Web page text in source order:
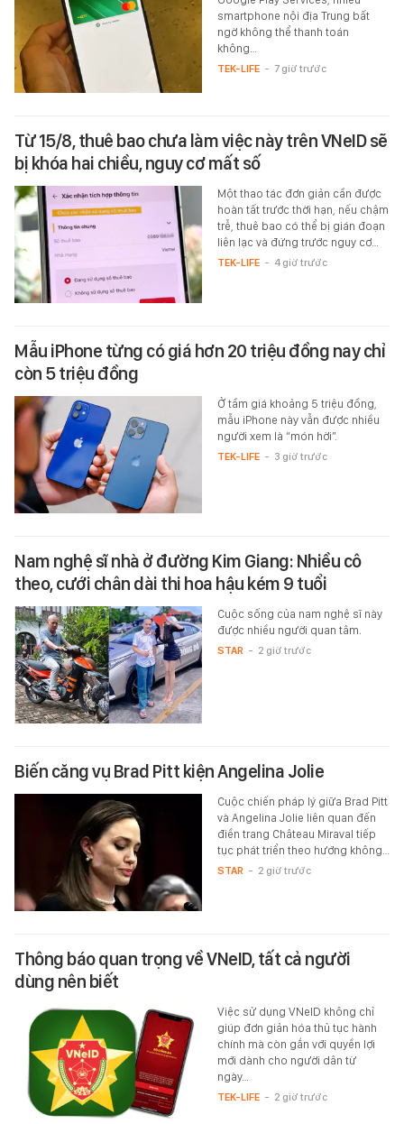
smartphone nội địa Trung bất
ngờ không thể thanh toán
không…
TEK-LIFE - 7 giờ trước
Từ 15/8, thuê bao chưa làm việc này trên VNeID sẽ
bị khóa hai chiều, nguy cơ mất số
Một thao tác đơn giản cần được
hoàn tất trước thời hạn, nếu chậm
trễ, thuê bao có thể bị gián đoạn
liên lạc và đứng trước nguy cơ…
TEK-LIFE - 4 giờ trước
Mẫu iPhone từng có giá hơn 20 triệu đồng nay chỉ
còn 5 triệu đồng
Ở tầm giá khoảng 5 triệu đồng,
mẫu iPhone này vẫn được nhiều
người xem là “món hời”.
TEK-LIFE - 3 giờ trước
Nam nghệ sĩ nhà ở đường Kim Giang: Nhiều cô
theo, cưới chân dài thi hoa hậu kém 9 tuổi
Cuộc sống của nam nghệ sĩ này
được nhiều người quan tâm.
STAR - 2 giờ trước
Biến căng vụ Brad Pitt kiện Angelina Jolie
Cuộc chiến pháp lý giữa Brad Pitt
và Angelina Jolie liên quan đến
điền trang Château Miraval tiếp
tục phát triển theo hướng không…
STAR - 2 giờ trước
Thông báo quan trọng về VNeID, tất cả người
dùng nên biết
Việc sử dụng VNeID không chỉ
giúp đơn giản hóa thủ tục hành
chính mà còn gắn với quyền lợi
mới dành cho người dân từ
ngày…
TEK-LIFE - 2 giờ trước